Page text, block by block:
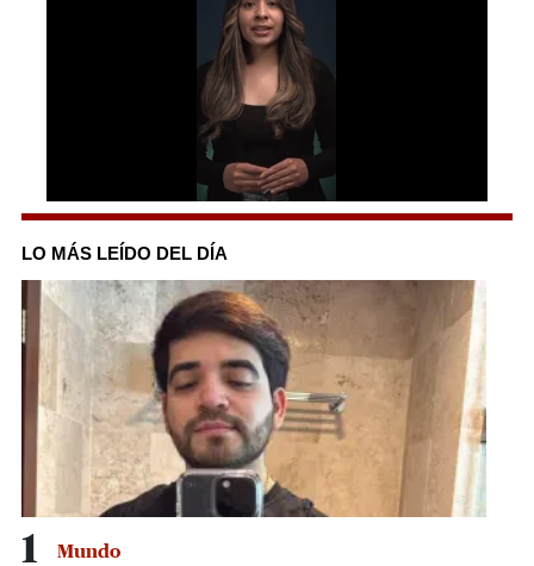
0
of
1
minute,
0
LO MÁS LEÍDO DEL DÍA
1 Mundo